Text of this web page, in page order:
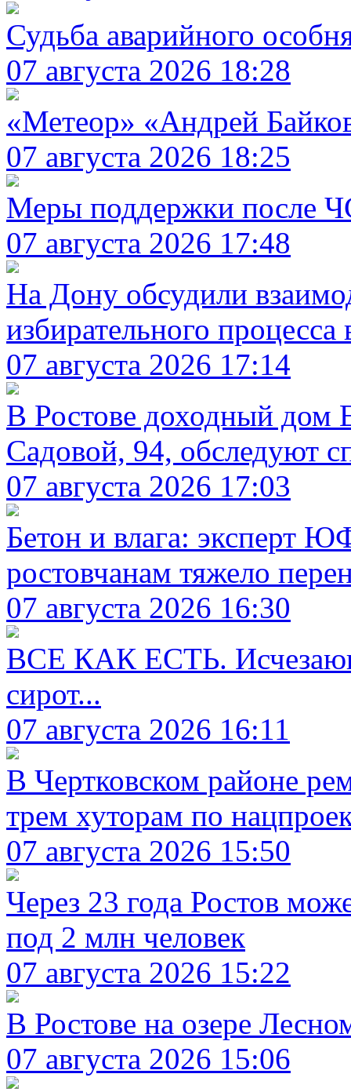
Судьба аварийного
07 августа 2026 18:28
«Метеор» «Андрей
07 августа 2026 18:25
Меры поддержки после
07 августа 2026 17:48
На Дону обсудили
избирательного
07 августа 2026 17:14
В Ростове доходный дом
Садовой, 94, обследуют
07 августа 2026 17:03
Бетон и влага: эксперт
ростовчанам тяжело
07 августа 2026 16:30
ВСЕ КАК ЕСТЬ.
сирот...
07 августа 2026 16:11
В Чертковском районе
трем хуторам по
07 августа 2026 15:50
Через 23 года Ростов
под 2 млн человек
07 августа 2026 15:22
В Ростове на озере
07 августа 2026 15:06